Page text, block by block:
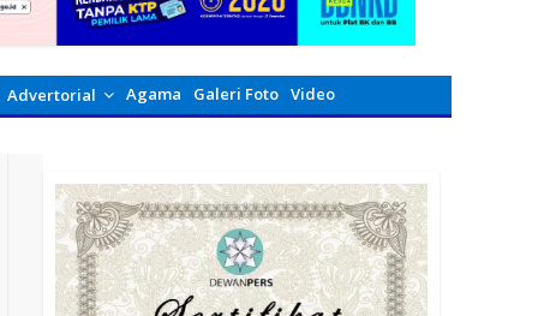
Advertorial Agama Galeri Foto Video